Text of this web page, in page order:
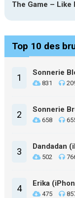
Top 10 des
1 Sonnerie
831
2 Sonnerie
658
3 Dandadan
502
4 Erika
475